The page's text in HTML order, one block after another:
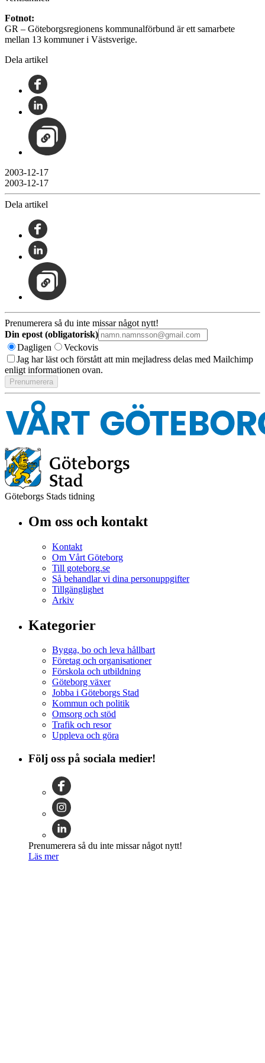
Fotnot:
GR – Göteborgsregionens kommunalförbund är ett samarbete
mellan 13 kommuner i Västsverige.
Dela artikel
2003-12-17
2003-12-17
Dela artikel
Prenumerera så du inte missar något nytt!
Din epost (obligatorisk)
Dagligen
Veckovis
Jag har läst och förstått att min mejladress delas med Mailchimp
enligt informationen ovan.
Göteborgs Stads tidning
Om oss och kontakt
Kontakt
Om Vårt Göteborg
Till goteborg.se
Så behandlar vi dina personuppgifter
Tillgänglighet
Arkiv
Kategorier
Bygga, bo och leva hållbart
Företag och organisationer
Förskola och utbildning
Göteborg växer
Jobba i Göteborgs Stad
Kommun och politik
Omsorg och stöd
Trafik och resor
Uppleva och göra
Följ oss på sociala medier!
Prenumerera så du inte missar något nytt!
Läs mer